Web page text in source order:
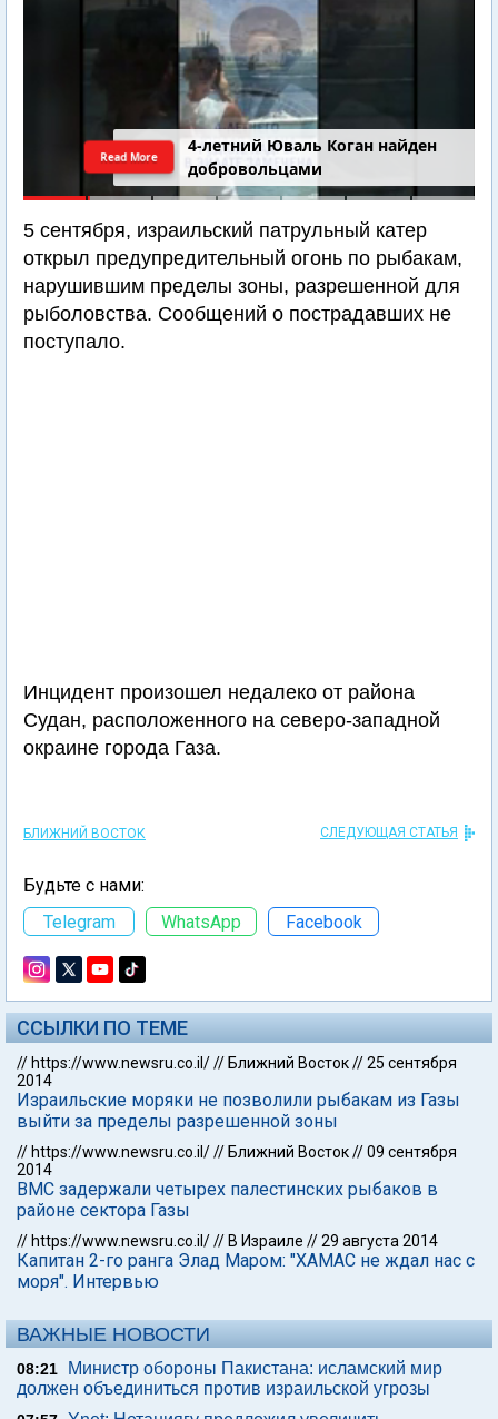
4-летний Юваль Коган найден
добровольцами
Read More
5 сентября, израильский патрульный катер
открыл предупредительный огонь по рыбакам,
нарушившим пределы зоны, разрешенной для
рыболовства. Сообщений о пострадавших не
поступало.
Инцидент произошел недалеко от района
Судан, расположенного на северо-западной
окраине города Газа.
БЛИЖНИЙ ВОСТОК СЛЕДУЮЩАЯ СТАТЬЯ
Будьте с нами:
Telegram
WhatsApp Facebook
ССЫЛКИ ПО ТЕМЕ
// https://www.newsru.co.il/// Ближний Восток//25 сентября
2014
Израильские моряки не позволили рыбакам из Газы
выйти за пределы разрешенной зоны
// https://www.newsru.co.il/// Ближний Восток//09 сентября
2014
ВМС задержали четырех палестинских рыбаков в
районе сектора Газы
// https://www.newsru.co.il/// В Израиле //29 августа 2014
Капитан 2-го ранга Элад Маром: "ХАМАС не ждал нас с
моря". Интервью
ВАЖНЫЕ НОВОСТИ
08:21
Министр обороны Пакистана: исламский мир
должен объединиться против израильской угрозы